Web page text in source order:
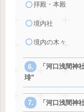
拝殿・本殿
境内社
境内の木々
「河口浅間神
琲”
「河口浅間神